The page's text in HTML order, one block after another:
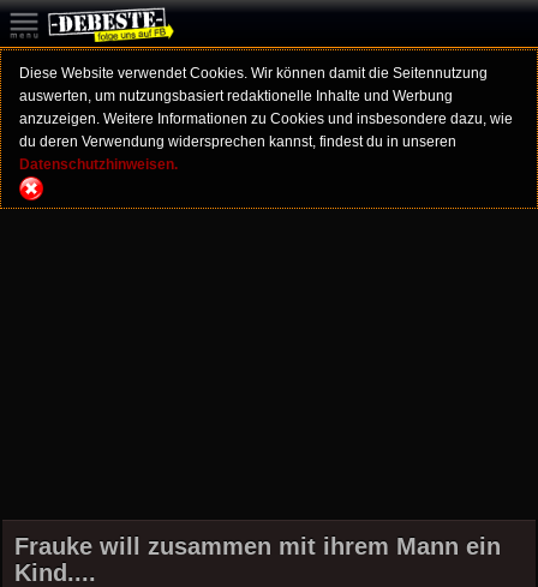
Diese Website verwendet Cookies. Wir können damit die Seitennutzung
auswerten, um nutzungsbasiert redaktionelle Inhalte und Werbung
anzuzeigen. Weitere Informationen zu Cookies und insbesondere dazu, wie
du deren Verwendung widersprechen kannst, findest du in unseren
Datenschutzhinweisen.
Frauke will zusammen mit ihrem Mann ein
Kind....